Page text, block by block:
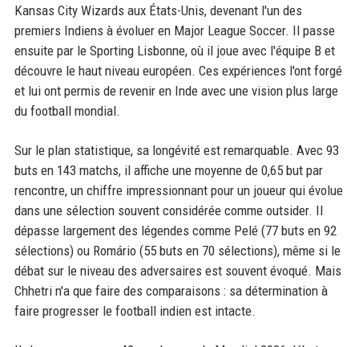
Kansas City Wizards aux États-Unis, devenant l'un des
premiers Indiens à évoluer en Major League Soccer. Il passe
ensuite par le Sporting Lisbonne, où il joue avec l'équipe B et
découvre le haut niveau européen. Ces expériences l'ont forgé
et lui ont permis de revenir en Inde avec une vision plus large
du football mondial.
Sur le plan statistique, sa longévité est remarquable. Avec 93
buts en 143 matchs, il affiche une moyenne de 0,65 but par
rencontre, un chiffre impressionnant pour un joueur qui évolue
dans une sélection souvent considérée comme outsider. Il
dépasse largement des légendes comme Pelé (77 buts en 92
sélections) ou Romário (55 buts en 70 sélections), même si le
débat sur le niveau des adversaires est souvent évoqué. Mais
Chhetri n'a que faire des comparaisons : sa détermination à
faire progresser le football indien est intacte.